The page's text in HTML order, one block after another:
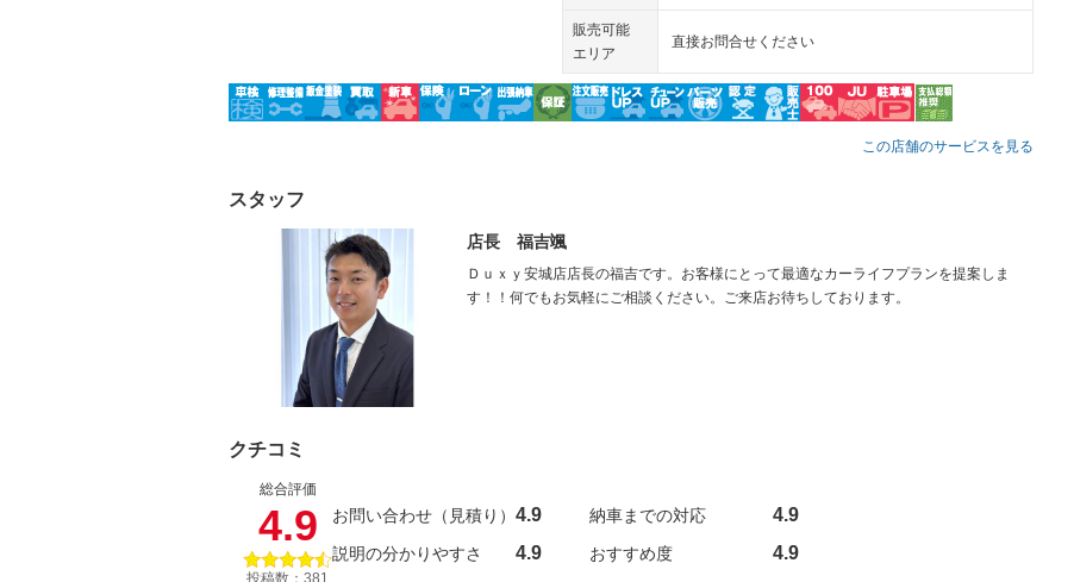
販売可能
エリア
直接お問合せください
この店舗のサービスを見る
スタッフ
店長 福吉颯
Ｄｕｘｙ安城店店長の福吉です。お客様にとって最適なカーライフプランを提案しま
す！！何でもお気軽にご相談ください。ご来店お待ちしております。
クチコミ
総合評価
4.9
投稿数：381
お問い合わせ（見積り） 4.9 納車までの対応 4.9
説明の分かりやすさ 4.9 おすすめ度 4.9